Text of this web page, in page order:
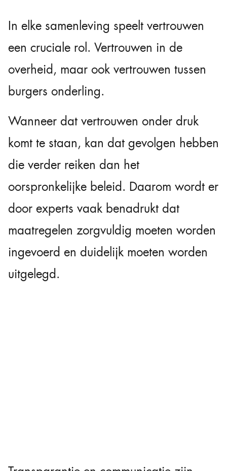
In elke samenleving speelt vertrouwen
een cruciale rol. Vertrouwen in de
overheid, maar ook vertrouwen tussen
burgers onderling.
Wanneer dat vertrouwen onder druk
komt te staan, kan dat gevolgen hebben
die verder reiken dan het
oorspronkelijke beleid. Daarom wordt er
door experts vaak benadrukt dat
maatregelen zorgvuldig moeten worden
ingevoerd en duidelijk moeten worden
uitgelegd.